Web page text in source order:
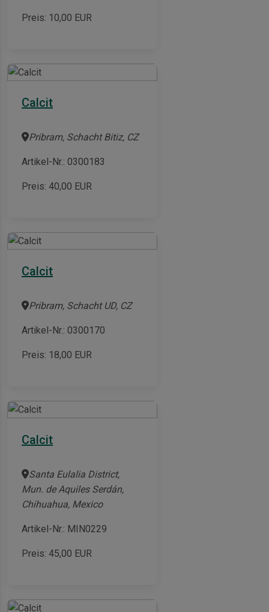
Preis: 10,00 EUR
Calcit
Pribram, Schacht Bitiz, CZ
Artikel-Nr.: 0300183
Preis: 40,00 EUR
Calcit
Pribram, Schacht UD, CZ
Artikel-Nr.: 0300170
Preis: 18,00 EUR
Calcit
Santa Eulalia District,
Mun. de Aquiles Serdán,
Chihuahua, Mexico
Artikel-Nr.: MIN0229
Preis: 45,00 EUR